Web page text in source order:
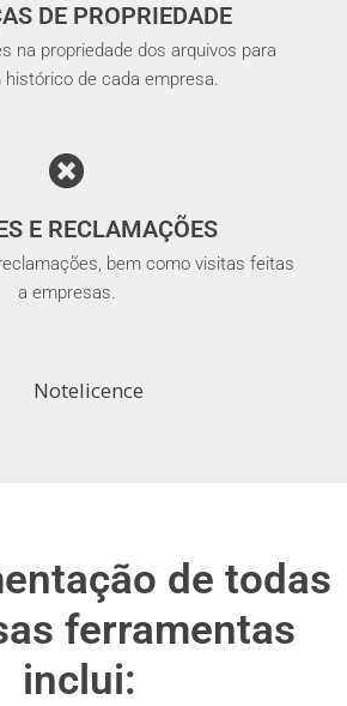
DE PROPRIEDADE
na propriedade dos arquivos para
histórico de cada empresa.
E RECLAMAÇÕES
bem como visitas feitas
a empresas.
de todas
ferramentas
inclui: